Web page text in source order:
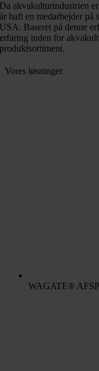
Da akvakulturindustrien
år haft en medarbejder
USA. Baseret på denne
erfaring inden for
produktsortiment.
Vores løsninger
WAGATE®